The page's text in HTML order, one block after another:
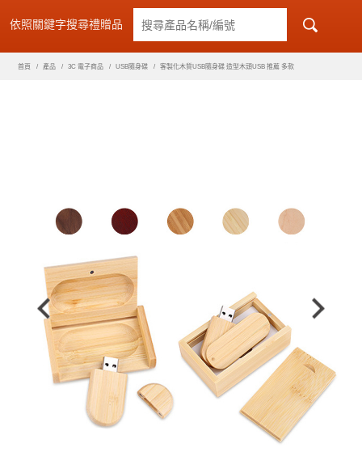
依照關鍵字搜尋禮贈品
首頁 產品 3C 電子商品 USB隨身碟 客製化木質USB隨身碟 造型木頭USB 推薦 多款